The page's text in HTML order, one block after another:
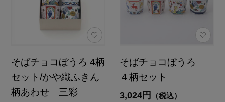
そばチョコぼうろ 4柄
セット/かや織ふきん
柄あわせ 三彩
そばチョコぼうろ
４柄セット
3,024円 （税込）